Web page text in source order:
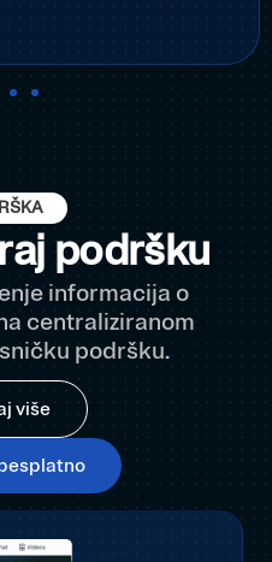
podršku
informacija o
centraliziranom
podršku.
više